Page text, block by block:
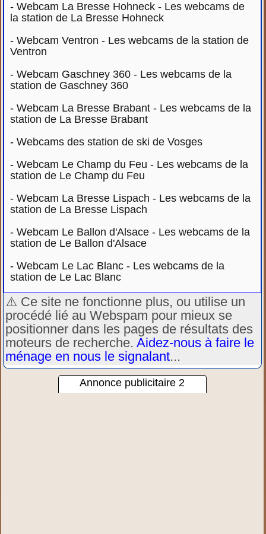
-Webcam La Bresse Hohneck - Les webcams de
la station de La Bresse Hohneck
-Webcam Ventron - Les webcams de la station de
Ventron
-Webcam Gaschney 360 - Les webcams de la
station de Gaschney 360
-Webcam La Bresse Brabant - Les webcams de la
station de La Bresse Brabant
-Webcams des station de ski de Vosges
-Webcam Le Champ du Feu - Les webcams de la
station de Le Champ du Feu
-Webcam La Bresse Lispach - Les webcams de la
station de La Bresse Lispach
-Webcam Le Ballon d'Alsace - Les webcams de la
station de Le Ballon d'Alsace
-Webcam Le Lac Blanc - Les webcams de la
station de Le Lac Blanc
⚠️ Ce site ne fonctionne plus, ou utilise un
procédé lié au Webspam pour mieux se
positionner dans les pages de résultats des
moteurs de recherche.Aidez-nous à faire le
ménage en nous le signalant...
Annonce publicitaire 2